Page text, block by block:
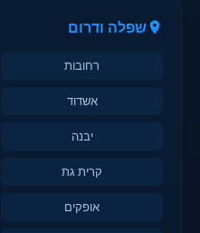
שפלה ודרום
רחובות
אשדוד
יבנה
קרית גת
אופקים